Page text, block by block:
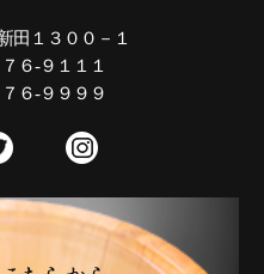
田１３００－１
６-９１１１
６-９９９９